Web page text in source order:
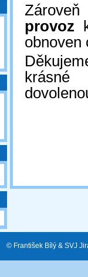
provoz
© František Bílý & SVJ